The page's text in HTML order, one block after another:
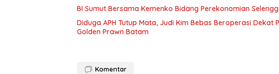
BI Sumut Bersama Kemenko Bidang Perekonomian
Diduga APH Tutup Mata, Judi Kim Bebas Beroperasi Dekat
Golden Prawn Batam
Komentar